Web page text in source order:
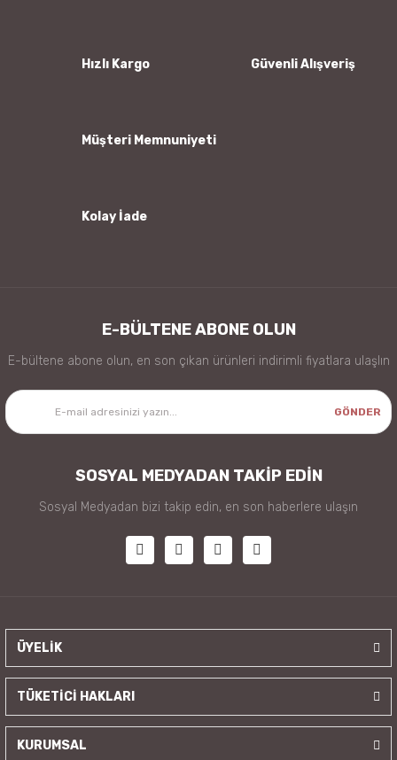
Ürün bilgilerinde hatalar bulunuyor.
Hızlı Kargo Güvenli Alışveriş
Müşteri Memnuniyeti
Kolay İade
E-BÜLTENE ABONE OLUN
E-bültene abone olun, en son çıkan ürünleri indirimli fiyatlara ulaşlın
GÖNDER
SOSYAL MEDYADAN TAKİP EDİN
Sosyal Medyadan bizi takip edin, en son haberlere ulaşın
ÜYELİK
TÜKETİCİ HAKLARI
KURUMSAL